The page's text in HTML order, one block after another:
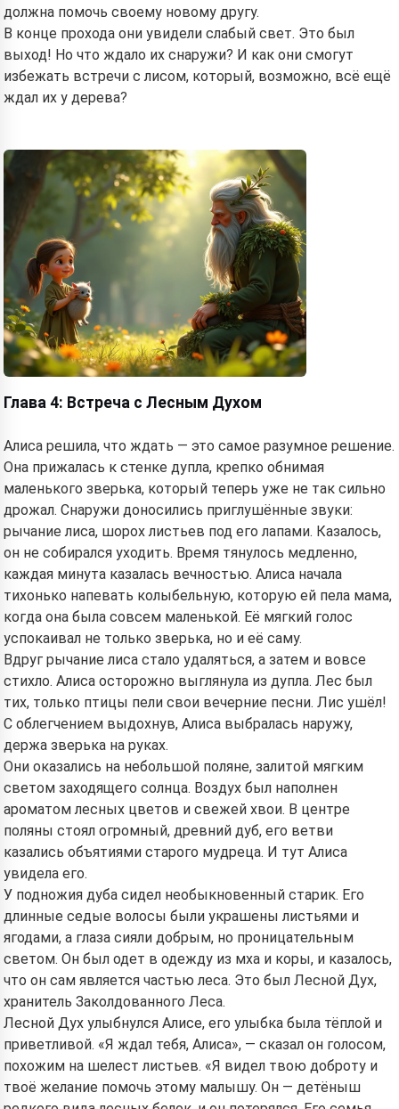
должна помочь своему новому другу.
В конце прохода они увидели слабый свет. Это был
выход! Но что ждало их снаружи? И как они смогут
избежать встречи с лисом, который, возможно, всё ещё
ждал их у дерева?
Глава 4: Встреча с Лесным Духом
Алиса решила, что ждать — это самое разумное решение.
Она прижалась к стенке дупла, крепко обнимая
маленького зверька, который теперь уже не так сильно
дрожал. Снаружи доносились приглушённые звуки:
рычание лиса, шорох листьев под его лапами. Казалось,
он не собирался уходить. Время тянулось медленно,
каждая минута казалась вечностью. Алиса начала
тихонько напевать колыбельную, которую ей пела мама,
когда она была совсем маленькой. Её мягкий голос
успокаивал не только зверька, но и её саму.
Вдруг рычание лиса стало удаляться, а затем и вовсе
стихло. Алиса осторожно выглянула из дупла. Лес был
тих, только птицы пели свои вечерние песни. Лис ушёл!
С облегчением выдохнув, Алиса выбралась наружу,
держа зверька на руках.
Они оказались на небольшой поляне, залитой мягким
светом заходящего солнца. Воздух был наполнен
ароматом лесных цветов и свежей хвои. В центре
поляны стоял огромный, древний дуб, его ветви
казались объятиями старого мудреца. И тут Алиса
увидела его.
У подножия дуба сидел необыкновенный старик. Его
длинные седые волосы были украшены листьями и
ягодами, а глаза сияли добрым, но проницательным
светом. Он был одет в одежду из мха и коры, и казалось,
что он сам является частью леса. Это был Лесной Дух,
хранитель Заколдованного Леса.
Лесной Дух улыбнулся Алисе, его улыбка была тёплой и
приветливой. «Я ждал тебя, Алиса», — сказал он голосом,
похожим на шелест листьев. «Я видел твою доброту и
твоё желание помочь этому малышу. Он — детёныш